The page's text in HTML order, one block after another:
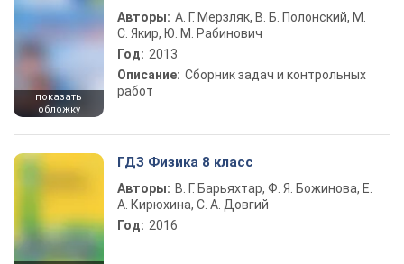
показать
обложку
Авторы: А. Г. Мерзляк, В. Б. Полонский, М.
С. Якир, Ю. М. Рабинович
Год: 2013
Описание: Сборник задач и контрольных
работ
ГДЗ Физика 8 класс
Авторы: В. Г. Барьяхтар, Ф. Я. Божинова, Е.
А. Кирюхина, С. А. Довгий
Год: 2016